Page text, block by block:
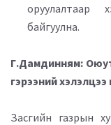
оруулалтаар
байгуулна.
Г.Дамдинням:
гэрээний
Засгийн газрын